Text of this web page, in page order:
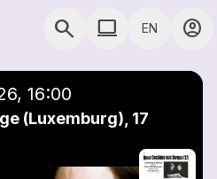
search COMPUTER USE
computer EN account_circle
16:00
(Luxemburg), 17
close